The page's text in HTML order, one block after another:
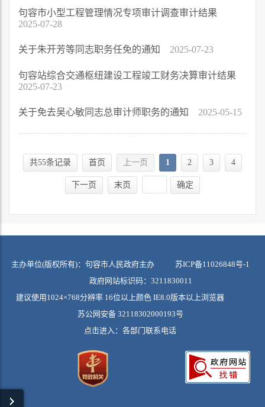
句容市小型工程管理情况专项审计调查审计结果
2025-07-28
关于朱开芳等同志职务任免的通知 2025-07-23
句容站综合交通枢纽建设工程竣工财务决算审计结果
2025-07-23
关于免去吴心敏同志总审计师职务的通知 2025-05-15
共55条记录 首页 上一页 1 2 3 4
下一页 末页 确定
主办单位(版权所有)：句容市人民政府主办 苏ICP备11026848号-1
政府网站标识码：3211830011
建议使用1024×768分辨率 16位以上颜色 IE8.0版本以上浏览器
苏公网安备 32118302000193号
点击进入： 各部门联系电话